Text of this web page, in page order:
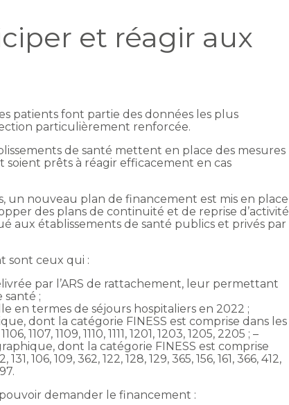
et réagir aux
patients font partie des données les plus
particulièrement renforcée.
de santé mettent en place des mesures
prêts à réagir efficacement en cas
un nouveau plan de financement est mis en place
des plans de continuité et de reprise d’activité
aux établissements de santé publics et privés par
sont ceux qui :
par l’ARS de rattachement, leur permettant
santé ;
en termes de séjours hospitaliers en 2022 ;
dont la catégorie FINESS est comprise dans les
1107, 1109, 1110, 1111, 1201, 1203, 1205, 2205 ; –
dont la catégorie FINESS est comprise
106, 109, 362, 122, 128, 129, 365, 156, 161, 366, 412,
demander le financement :